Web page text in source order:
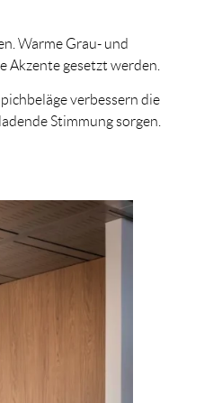
Warme Grau- und
Akzente gesetzt werden.
verbessern die
Stimmung sorgen.